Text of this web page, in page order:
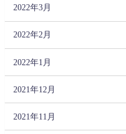
2022年3月
2022年2月
2022年1月
2021年12月
2021年11月